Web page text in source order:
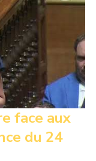
face aux
du 24